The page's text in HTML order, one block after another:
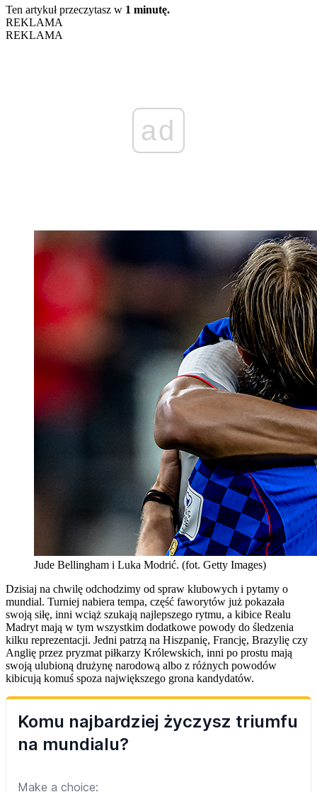
Ten artykuł przeczytasz w 1 minutę.
REKLAMA
REKLAMA
ad
Jude Bellingham i Luka Modrić. (fot. Getty Images)
Dzisiaj na chwilę odchodzimy od spraw klubowych i pytamy o
mundial. Turniej nabiera tempa, część faworytów już pokazała
swoją siłę, inni wciąż szukają najlepszego rytmu, a kibice Realu
Madryt mają w tym wszystkim dodatkowe powody do śledzenia
kilku reprezentacji. Jedni patrzą na Hiszpanię, Francję, Brazylię czy
Anglię przez pryzmat piłkarzy Królewskich, inni po prostu mają
swoją ulubioną drużynę narodową albo z różnych powodów
kibicują komuś spoza największego grona kandydatów.